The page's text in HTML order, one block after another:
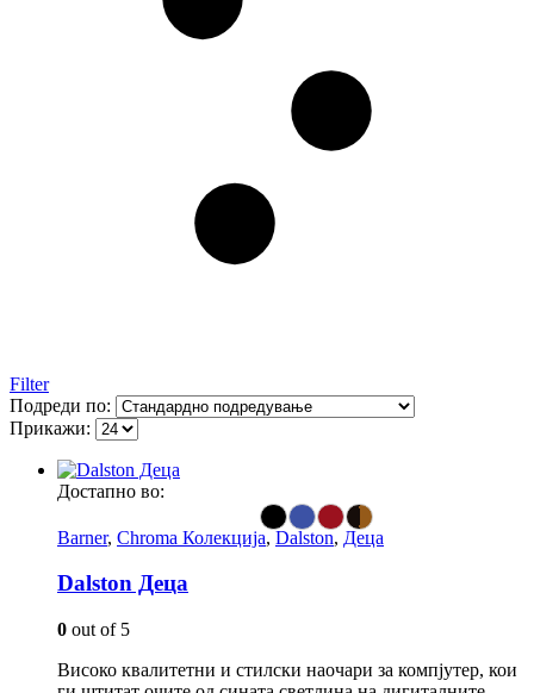
Filter
Подреди по:
Прикажи:
Достапно во:
Barner, Chroma Колекција, Dalston, Деца
Dalston Деца
0 out of 5
Високо квалитетни и стилски наочари за компјутер, кои